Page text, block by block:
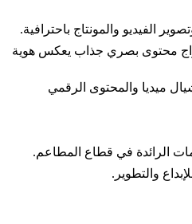
الفيديو والمونتاج باحترافية.
محتوى بصري جذاب يعكس هوية
ميديا والمحتوى الرقمي
الرائدة في قطاع المطاعم.
والتطوير.